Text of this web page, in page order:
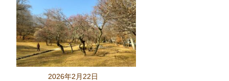
2026年2月22日